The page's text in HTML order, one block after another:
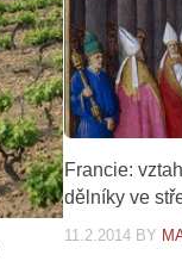
Francie:
dělníky ve
11.2.2014BY